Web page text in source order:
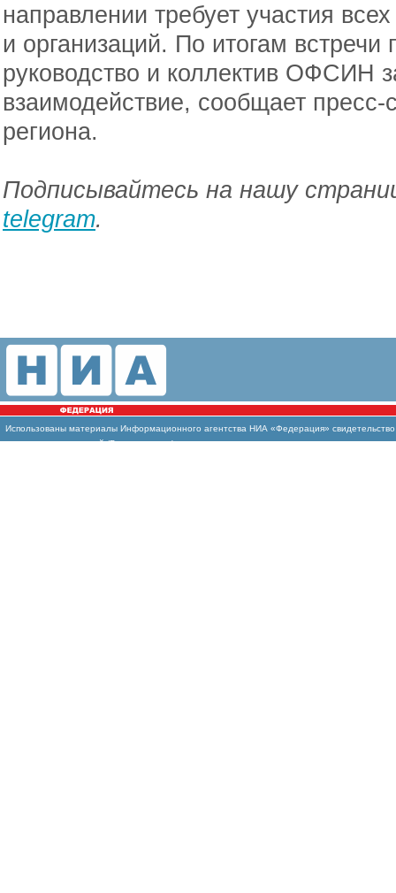
направлении требует участия
и организаций. По итогам встречи
руководство и коллектив ОФСИН
взаимодействие, сообщает пресс-
региона.
Подписывайтесь на нашу
telegram.
Использованы материалы Информационного агентства НИА «Федерация»
массовых коммуникаций (Роскомнадзор)